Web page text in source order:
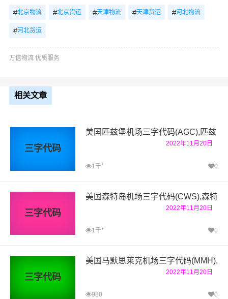
#北京物流 #北京货运 #天津物流 #天津货运 #河北物流
#河北货运
万信物流 优质服务
相关文章
三字代码
美国匹兹堡机场三字代码(AGC),匹兹
1千+ 0
2022年11月20日
三字代码
美国森特岛机场三字代码(CWS),森特
1千+ 0
2022年11月20日
三字代码
美国马默思莱克机场三字代码(MMH),
980 0
2022年11月20日